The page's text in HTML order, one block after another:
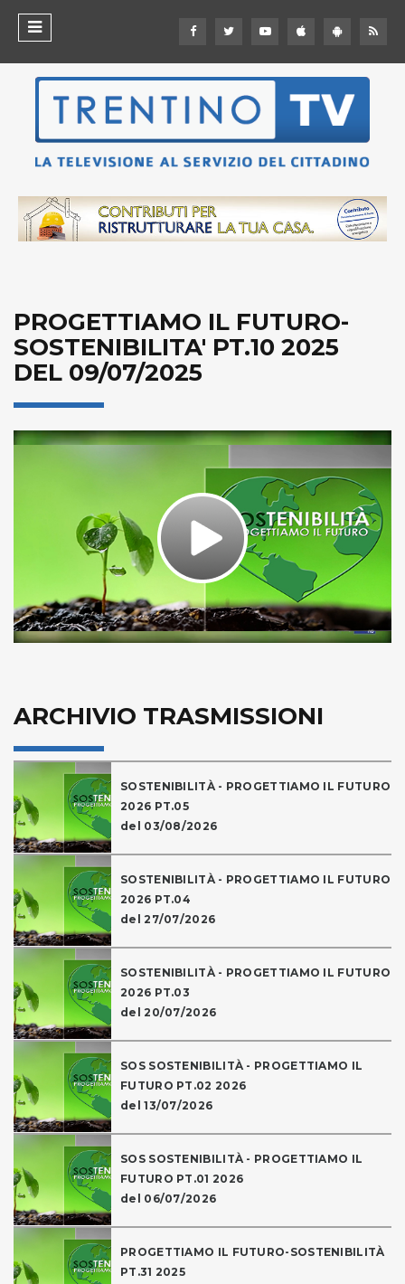
PROGETTIAMO IL FUTURO-
SOSTENIBILITA' PT.10 2025
DEL 09/07/2025
Play
Video
ARCHIVIO TRASMISSIONI
SOSTENIBILITÀ - PROGETTIAMO IL FUTURO
2026 PT.05
del 03/08/2026
SOSTENIBILITÀ - PROGETTIAMO IL FUTURO
2026 PT.04
del 27/07/2026
SOSTENIBILITÀ - PROGETTIAMO IL FUTURO
2026 PT.03
del 20/07/2026
SOS SOSTENIBILITÀ - PROGETTIAMO IL
FUTURO PT.02 2026
del 13/07/2026
SOS SOSTENIBILITÀ - PROGETTIAMO IL
FUTURO PT.01 2026
del 06/07/2026
PROGETTIAMO IL FUTURO-SOSTENIBILITÀ
PT.31 2025